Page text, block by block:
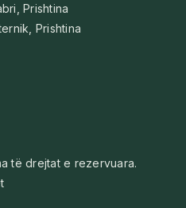
Prishtina
Prishtina
të drejtat e rezervuara.